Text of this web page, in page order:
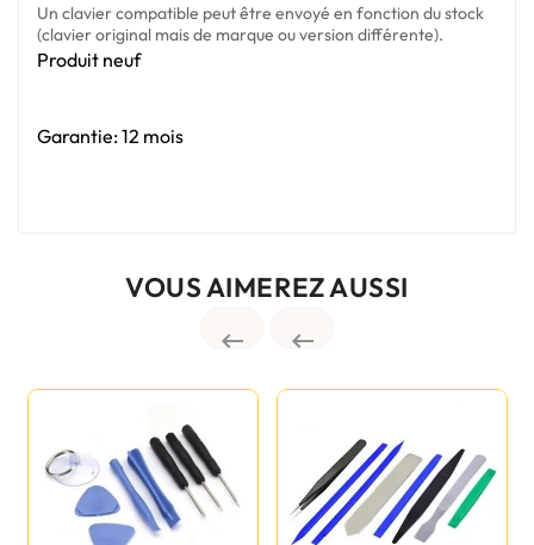
Un clavier compatible peut être envoyé en fonction du stock
(clavier original mais de marque ou version différente).
Produit neuf
Garantie: 12 mois
VOUS AIMEREZ AUSSI
 